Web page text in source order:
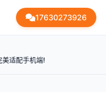
17630273926
美适配手机端!